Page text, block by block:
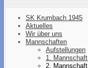
SK Krumbach 1945
Aktuelles
Wir über uns
Mannschaften
Aufstellungen
1. Mannschaft
2. Mannschaft